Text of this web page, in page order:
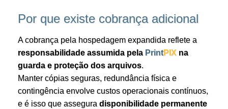
Por que existe cobrança adicional
A cobrança pela hospedagem expandida reflete a
responsabilidade assumida pela PrintPIX na
guarda e proteção dos arquivos.
Manter cópias seguras, redundância física e
contingência envolve custos operacionais contínuos,
e é isso que assegura disponibilidade permanente